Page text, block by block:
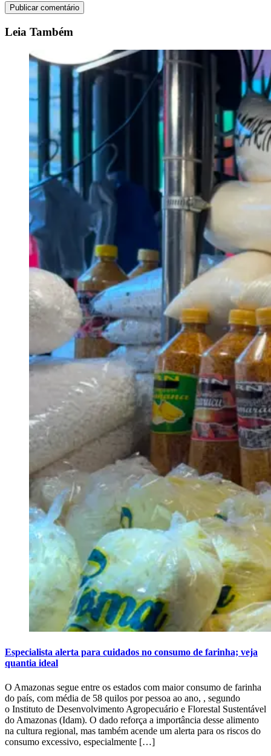
Leia Também
Especialista alerta para cuidados no consumo de farinha; veja
quantia ideal
O Amazonas segue entre os estados com maior consumo de farinha
do país, com média de 58 quilos por pessoa ao ano, , segundo
o Instituto de Desenvolvimento Agropecuário e Florestal Sustentável
do Amazonas (Idam). O dado reforça a importância desse alimento
na cultura regional, mas também acende um alerta para os riscos do
consumo excessivo, especialmente […]